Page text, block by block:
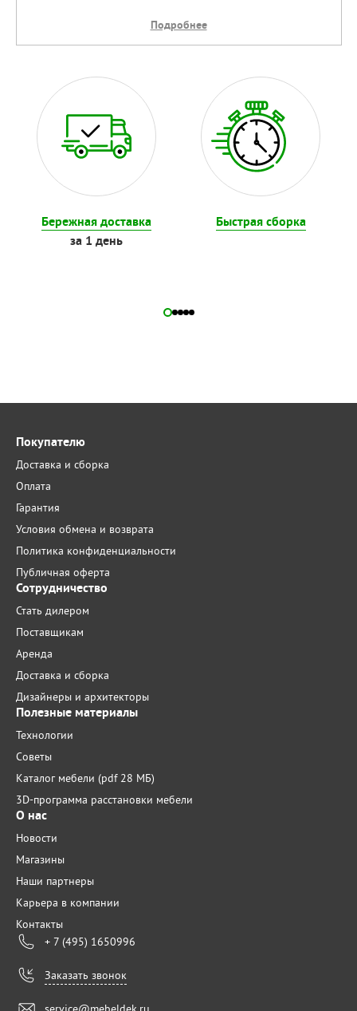
Подробнее
Бережная доставка
за 1 день
Быстрая сборка
Покупателю
Доставка и сборка
Оплата
Гарантия
Условия обмена и возврата
Политика конфиденциальности
Публичная оферта
Сотрудничество
Стать дилером
Поставщикам
Аренда
Доставка и сборка
Дизайнеры и архитекторы
Полезные материалы
Технологии
Советы
Каталог мебели (pdf 28 МБ)
3D-программа расстановки мебели
О нас
Новости
Магазины
Наши партнеры
Карьера в компании
Контакты
+ 7 (495) 1650996
Заказать звонок